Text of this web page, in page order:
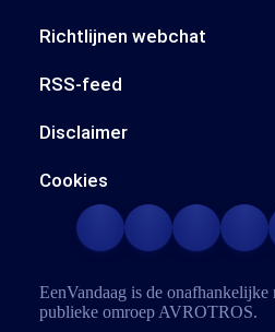
Richtlijnen webchat
RSS-feed
Disclaimer
Cookies
EenVandaag is de onafhankelijke
publieke omroep AVROTROS.